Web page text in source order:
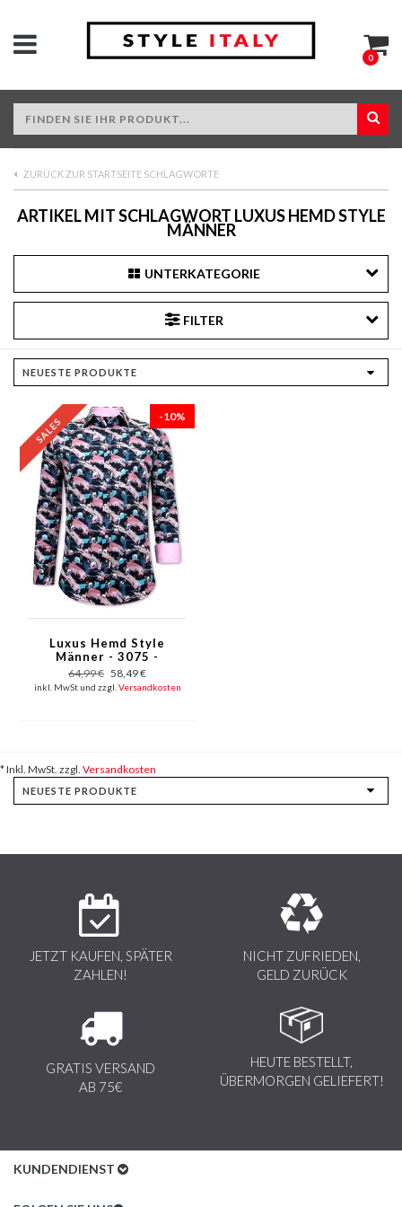
0
ZURÜCK ZUR STARTSEITE SCHLAGWORTE
ARTIKEL MIT SCHLAGWORT LUXUS HEMD STYLE
MÄNNER
UNTERKATEGORIE
FILTER
-10%
Luxus Hemd Style
Männer - 3075 -
Marine / Rosa
64,99 € 58,49 €
inkl. MwSt und zzgl. Versandkosten
* Inkl. MwSt. zzgl. Versandkosten
JETZT KAUFEN, SPÄTER
ZAHLEN!
NICHT ZUFRIEDEN,
GELD ZURÜCK
GRATIS VERSAND
AB 75€
HEUTE BESTELLT,
ÜBERMORGEN GELIEFERT!
KUNDENDIENST
Kundenservice